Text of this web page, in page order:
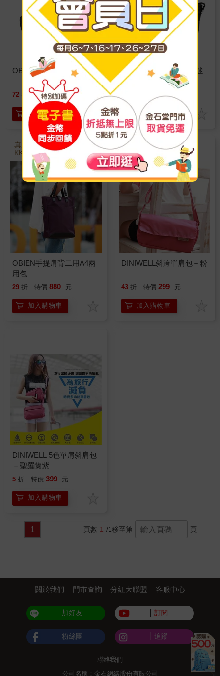
OBIEN 輕捷腰包
72 折 特價 780 元
加入購物車
OBIEN都會型小郵差包迷
彩系列
1080
加入購物車
真皮把手和底材觸感良好Y
KK拉鍊
OBIEN手提肩背二用A4兩
用包
29 折 特價 880 元
加入購物車
DINIWELL斜跨單肩包－粉
43 折 特價 299 元
加入購物車
DINIWELL 5色單肩斜肩包
－聖羅蘭紫
5 折 特價 399 元
加入購物車
1 頁數 1 /1移至第 頁
關於我們 門市查詢 分紅大聯盟 客服中心
加好友 訂閱
粉絲團 追蹤
聯絡我們
公司名稱：金石網絡股份有限公司